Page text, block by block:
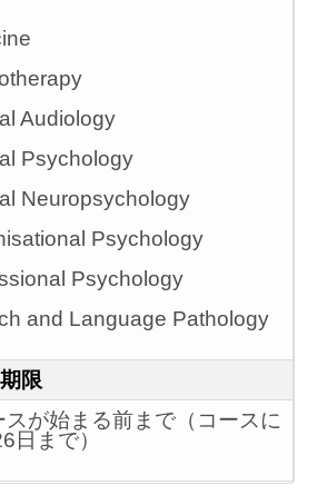
Audiology​
Psychology
Neuropsychology
Psychology​
Psychology
and Language Pathology
限
が始まる前まで（コースに
日まで）